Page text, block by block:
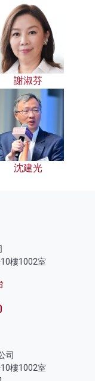
謝淑芬
沈建光
樓1002室
司
樓1002室